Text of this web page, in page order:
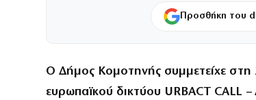
Προσθήκη του
Ο Δήμος Κομοτηνής συμμετείχε
ευρωπαϊκού δικτύου URBACT CALL